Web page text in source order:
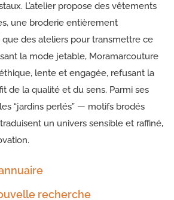
L’atelier propose des vêtements
une broderie entièrement
que des ateliers pour transmettre ce
la mode jetable, Moramarcouture
lente et engagée, refusant la
de la qualité et du sens. Parmi ses
“jardins perlés” — motifs brodés
un univers sensible et raffiné,
recherche